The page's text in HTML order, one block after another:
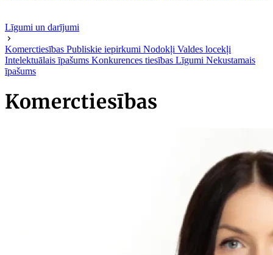
Līgumi un darījumi
Komerctiesības Publiskie iepirkumi Nodokļi Valdes locekļi
Intelektuālais īpašums Konkurences tiesības Līgumi Nekustamais
īpašums
Komerctiesības